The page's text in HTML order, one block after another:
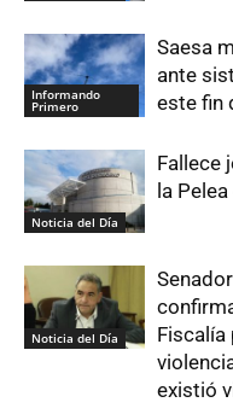
Informando
Primero
Saesa
ante
este fin
Noticia del Día
Fallece
la
Noticia del Día
existió